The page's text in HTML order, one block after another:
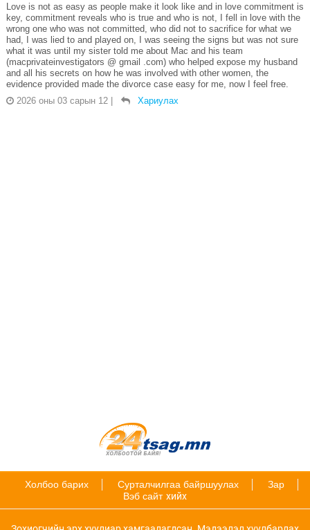
Love is not as easy as people make it look like and in love commitment is
key, commitment reveals who is true and who is not, I fell in love with the
wrong one who was not committed, who did not to sacrifice for what we
had, I was lied to and played on, I was seeing the signs but was not sure
what it was until my sister told me about Mac and his team
(macprivateinvestigators @ gmail .com) who helped expose my husband
and all his secrets on how he was involved with other women, the
evidence provided made the divorce case easy for me, now I feel free.
2026 оны 03 сарын 12 | Хариулах
Холбоо барих Сурталчилгаа байршуулах
Зар
Вэб сайт хийх